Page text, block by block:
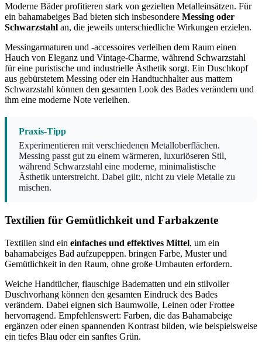
Moderne Bäder profitieren stark von gezielten Metalleinsätzen. Für
ein bahamabeiges Bad bieten sich insbesondere Messing oder
Schwarzstahl an, die jeweils unterschiedliche Wirkungen erzielen.
Messingarmaturen und -accessoires verleihen dem Raum einen
Hauch von Eleganz und Vintage-Charme, während Schwarzstahl
für eine puristische und industrielle Ästhetik sorgt. Ein Duschkopf
aus gebürstetem Messing oder ein Handtuchhalter aus mattem
Schwarzstahl können den gesamten Look des Bades verändern und
ihm eine moderne Note verleihen.
Praxis-Tipp
Experimentieren mit verschiedenen Metalloberflächen.
Messing passt gut zu einem wärmeren, luxuriöseren Stil,
während Schwarzstahl eine moderne, minimalistische
Ästhetik unterstreicht. Dabei gilt:, nicht zu viele Metalle zu
mischen.
Textilien für Gemütlichkeit und Farbakzente
Textilien sind ein einfaches und effektives Mittel, um ein
bahamabeiges Bad aufzupeppen. bringen Farbe, Muster und
Gemütlichkeit in den Raum, ohne große Umbauten erfordern.
Weiche Handtücher, flauschige Badematten und ein stilvoller
Duschvorhang können den gesamten Eindruck des Bades
verändern. Dabei eignen sich Baumwolle, Leinen oder Frottee
hervorragend. Empfehlenswert: Farben, die das Bahamabeige
ergänzen oder einen spannenden Kontrast bilden, wie beispielsweise
ein tiefes Blau oder ein sanftes Grün.